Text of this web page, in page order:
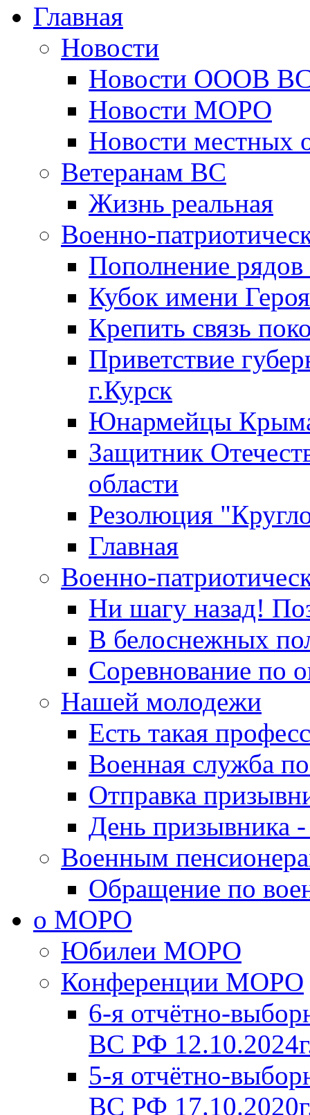
Главная
Новости
Новости ОООВ
Новости МОРО
Новости местных
Ветеранам ВС
Жизнь реальная
Военно-
Пополнение
Кубок имени
Крепить связь
Приветствие
г.Курск
Юнармейцы
Защитник
области
Резолюция
Главная
Военно-
Ни шагу назад!
В белоснежных
Соревнование по
Нашей молодежи
Есть такая
Военная служба
Отправка
День призывника
Военным
Обращение по
о МОРО
Юбилеи МОРО
Конференции МОРО
6-я отчётно-
ВС РФ
5-я отчётно-
ВС РФ